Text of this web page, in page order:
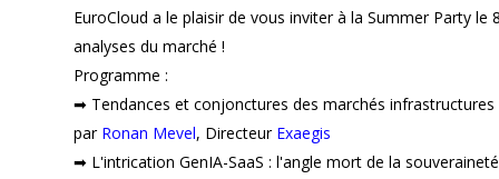
EuroCloud a le plaisir de vous inviter à la Summer Party
analyses du marché !
Programme :
➡︎ Tendances et conjonctures des marchés infrastructures
par Ronan Mevel, Directeur Exaegis
➡︎ L'intrication GenIA-SaaS : l'angle mort de la